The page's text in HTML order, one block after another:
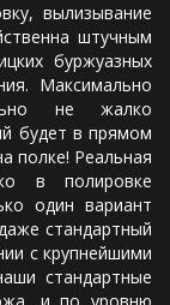
вылизывание
штучным
буржуазных
Максимально
не жалко
будет в прямом
полке! Реальная
в полировке
один вариант
стандартный
с крупнейшими
стандартные